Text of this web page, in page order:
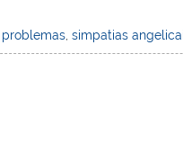
,simpatias